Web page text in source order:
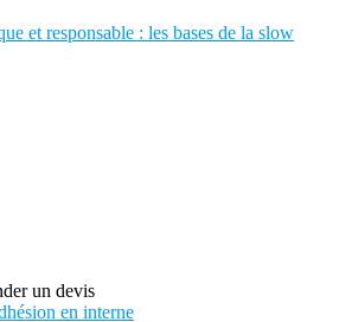
et responsable : les bases de la slow
un devis